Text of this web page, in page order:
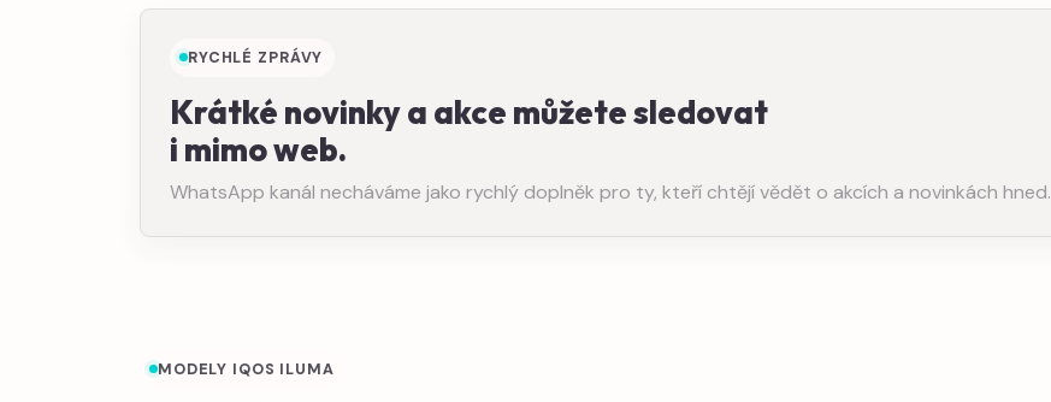
RYCHLÉ ZPRÁVY
Krátké novinky a akce můžete sledovat
i mimo web.
WhatsApp kanál necháváme jako rychlý doplněk pro ty, kteří chtějí vědět o akcích a novinkách hned.
MODELY IQOS ILUMA